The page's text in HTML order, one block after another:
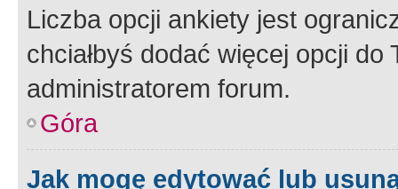
Liczba opcji ankiety jest
chciałbyś dodać więcej opcji
administratorem forum.
Góra
Jak mogę edytować lub